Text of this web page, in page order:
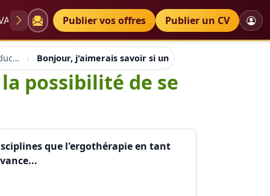
Diplômes Petites annonces
Publier vos offres Publier un CV
Aaainformation ateliers educh.ch Bonjour, j'aimerais savoir si un ergothérapeute a la
possibilité de se
que l'ergothérapie en tant